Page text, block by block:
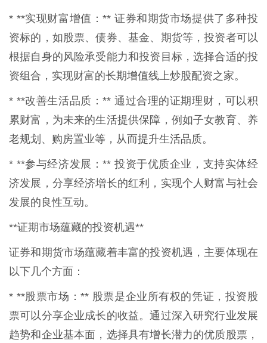
* **实现财富增值：** 证券和期货市场提供了多种投
资标的，如股票、债券、基金、期货等，投资者可以
根据自身的风险承受能力和投资目标，选择合适的投
资组合，实现财富的长期增值线上炒股配资之家。
* **改善生活品质：** 通过合理的证期理财，可以积
累财富，为未来的生活提供保障，例如子女教育、养
老规划、购房置业等，从而提升生活品质。
* **参与经济发展：** 投资于优质企业，支持实体经
济发展，分享经济增长的红利，实现个人财富与社会
发展的良性互动。
**证期市场蕴藏的投资机遇**
证券和期货市场蕴藏着丰富的投资机遇，主要体现在
以下几个方面：
* **股票市场：** 股票是企业所有权的凭证，投资股
票可以分享企业成长的收益。通过深入研究行业发展
趋势和企业基本面，选择具有增长潜力的优质股票，